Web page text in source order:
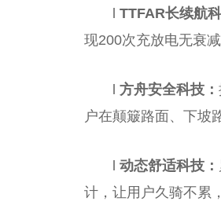
TTFAR长续航
现200次充放电无衰
方舟安全科技 ：
户在颠簸路面、下坡
l 动态舒适科技 ：
计，让用户久骑不累